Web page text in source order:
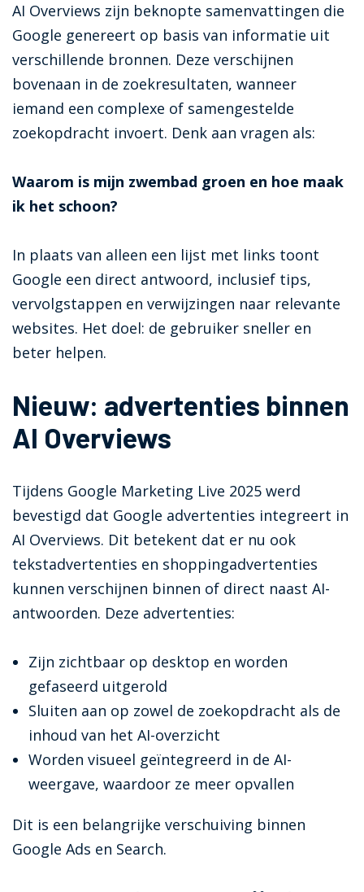
AI Overviews zijn beknopte samenvattingen die
Google genereert op basis van informatie uit
verschillende bronnen. Deze verschijnen
bovenaan in de zoekresultaten, wanneer
iemand een complexe of samengestelde
zoekopdracht invoert. Denk aan vragen als:
Waarom is mijn zwembad groen en hoe maak
ik het schoon?
In plaats van alleen een lijst met links toont
Google een direct antwoord, inclusief tips,
vervolgstappen en verwijzingen naar relevante
websites. Het doel: de gebruiker sneller en
beter helpen.
Nieuw: advertenties binnen
AI Overviews
Tijdens Google Marketing Live 2025 werd
bevestigd dat Google advertenties integreert in
AI Overviews. Dit betekent dat er nu ook
tekstadvertenties en shoppingadvertenties
kunnen verschijnen binnen of direct naast AI-
antwoorden. Deze advertenties:
Zijn zichtbaar op desktop en worden
gefaseerd uitgerold
Sluiten aan op zowel de zoekopdracht als de
inhoud van het AI-overzicht
Worden visueel geïntegreerd in de AI-
weergave, waardoor ze meer opvallen
Dit is een belangrijke verschuiving binnen
Google Ads en Search.